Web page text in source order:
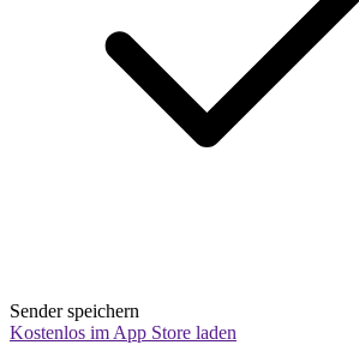
Sender speichern
Kostenlos im App Store laden